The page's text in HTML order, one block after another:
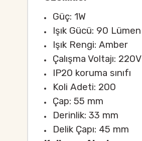
Güç: 1W
Işık Gücü: 90 Lümen
Işık Rengi: Amber
Çalışma Voltajı: 220V
IP20 koruma sınıfı
Koli Adeti: 200
Çap: 55 mm
Derinlik: 33 mm
Delik Çapı: 45 mm